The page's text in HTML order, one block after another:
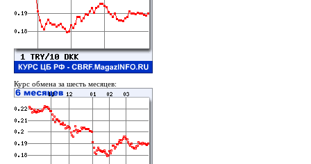
Курс обмена за шесть месяцев: